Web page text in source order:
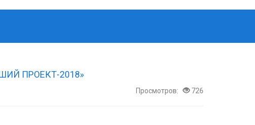
ПРОЕКТ-2018»
Просмотров: 726